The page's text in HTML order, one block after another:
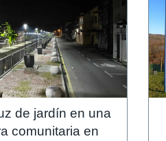
de jardín en una
comunitaria en